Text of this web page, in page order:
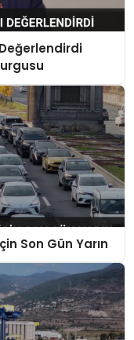
Değerlendirdi
Son Gün Yarın